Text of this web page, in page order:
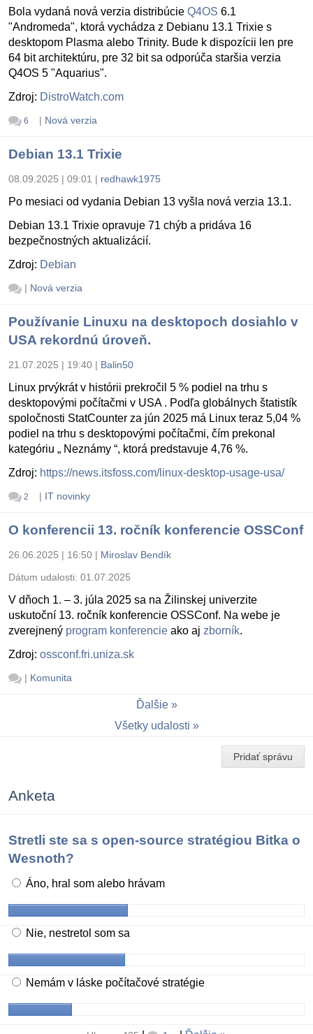
Bola vydaná nová verzia distribúcie Q4OS 6.1
"Andromeda", ktorá vychádza z Debianu 13.1 Trixie s
desktopom Plasma alebo Trinity. Bude k dispozícii len pre
64 bit architektúru, pre 32 bit sa odporúča staršia verzia
Q4OS 5 "Aquarius".
Zdroj: DistroWatch.com
6 | Nová verzia
Debian 13.1 Trixie
08.09.2025 | 09:01 | redhawk1975
Po mesiaci od vydania Debian 13 vyšla nová verzia 13.1.
Debian 13.1 Trixie opravuje 71 chýb a pridáva 16
bezpečnostných aktualizácií.
Zdroj: Debian
| Nová verzia
Používanie Linuxu na desktopoch dosiahlo v
USA rekordnú úroveň.
21.07.2025 | 19:40 | Balin50
Linux prvýkrát v histórii prekročil 5 % podiel na trhu s
desktopovými počítačmi v USA . Podľa globálnych štatistík
spoločnosti StatCounter za jún 2025 má Linux teraz 5,04 %
podiel na trhu s desktopovými počítačmi, čím prekonal
kategóriu „ Neznámy “, ktorá predstavuje 4,76 %.
Zdroj: https://news.itsfoss.com/linux-desktop-usage-usa/
2 | IT novinky
O konferencii 13. ročník konferencie OSSConf
26.06.2025 | 16:50 | Miroslav Bendík
Dátum udalosti: 01.07.2025
V dňoch 1. – 3. júla 2025 sa na Žilinskej univerzite
uskutoční 13. ročník konferencie OSSConf. Na webe je
zverejnený program konferencie ako aj zborník.
Zdroj: ossconf.fri.uniza.sk
| Komunita
Ďalšie
Všetky udalosti
Pridať správu
Anketa
Stretli ste sa s open-source stratégiou Bitka o
Wesnoth?
Áno, hral som alebo hrávam
Nie, nestretol som sa
Nemám v láske počítačové stratégie